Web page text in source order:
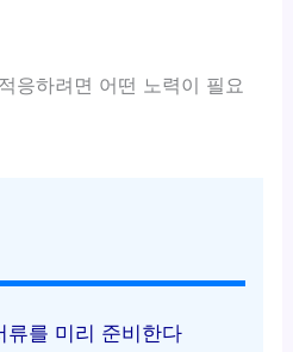
응하려면 어떤 노력이 필요
류를 미리 준비한다